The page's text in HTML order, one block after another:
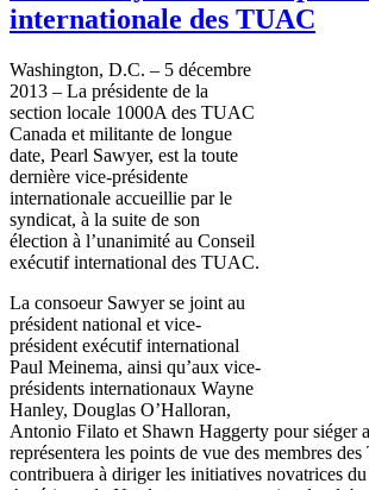
internationale des TUAC
Washington, D.C. – 5 décembre
2013 – La présidente de la
section locale 1000A des TUAC
Canada et militante de longue
date, Pearl Sawyer, est la toute
dernière vice-présidente
internationale accueillie par le
syndicat, à la suite de son
élection à l’unanimité au Conseil
exécutifinternational des TUAC.
La consoeurSawyer se joint au
président national et vice-
président exécutifinternational
Paul Meinema, ainsi qu’aux vice-
présidents internationaux Wayne
Hanley, Douglas O’Halloran,
Antonio Filato et Shawn Haggerty poursiéger
représentera les points de vue des membres des
contribuera à dirigerles initiatives novatrices du